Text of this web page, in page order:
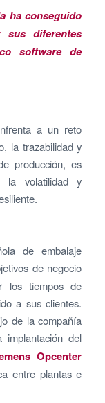
ha conseguido
diferentes
software de
a un reto
la trazabilidad y
producción, es
la volatilidad y
de embalaje
de negocio
los tiempos de
a sus clientes.
de la compañía
implantación del
Opcenter
entre plantas e